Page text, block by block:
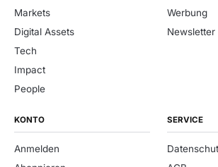
Markets
Digital Assets
Tech
Impact
People
Werbung
Newsletter
KONTO
Anmelden
SERVICE